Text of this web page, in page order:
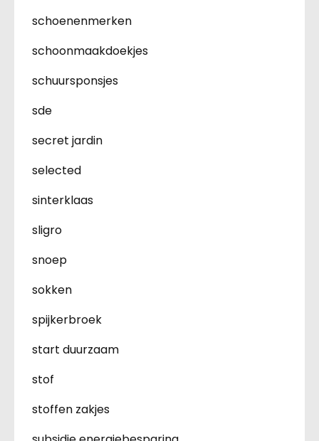
schoenenmerken
schoonmaakdoekjes
schuursponsjes
sde
secret jardin
selected
sinterklaas
sligro
snoep
sokken
spijkerbroek
start duurzaam
stof
stoffen zakjes